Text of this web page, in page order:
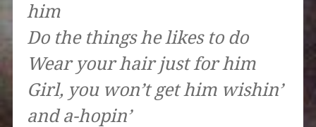
him
Do the things he likes to do
Wear your hair just for him
Girl, you won’t get him wishin’
and a-hopin’